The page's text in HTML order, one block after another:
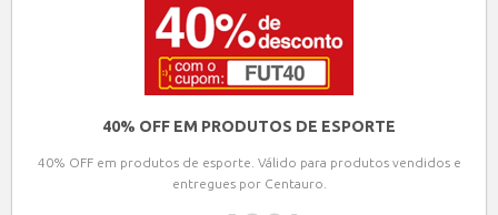
40% OFF EM PRODUTOS DE ESPORTE
40% OFF em produtos de esporte. Válido para produtos vendidos e
entregues por Centauro.